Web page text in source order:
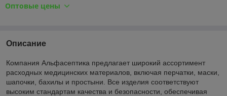
Оптовые цены
Описание
Компания Альфасептика предлагает широкий ассортимент
расходных медицинских материалов, включая перчатки, маски,
шапочки, бахилы и простыни. Все изделия соответствуют
высоким стандартам качества и безопасности, обеспечивая